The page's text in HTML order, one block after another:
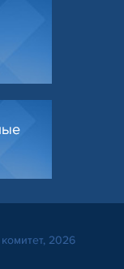
комитет, 2026